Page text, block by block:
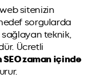
sitenizin
sorgularda
sağlayan teknik,
Ücretli
SEO zaman içinde